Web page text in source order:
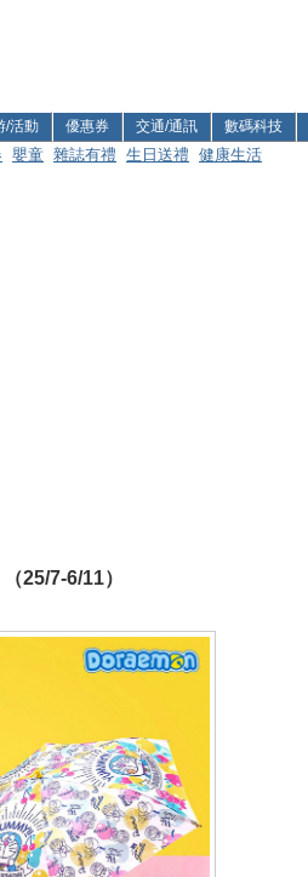
/活動 優惠券 交通/通訊 數碼科技
嬰童 雜誌有禮 生日送禮 健康生活
25/7-6/11）